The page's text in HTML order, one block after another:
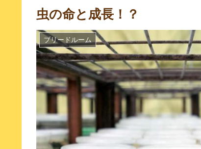
虫の命と成長！？
ブリードルーム